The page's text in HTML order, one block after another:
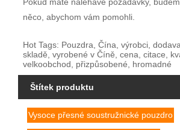
Pokud máte naléhavé požadavky,
něco, abychom vám pomohli.
Hot Tags: Pouzdra, Čína, výrobci,
skladě, vyrobené v Číně, cena, citace,
velkoobchod, přizpůsobené, hromadné
Štítek produktu
Vysoce přesné soustružnické pouzdro